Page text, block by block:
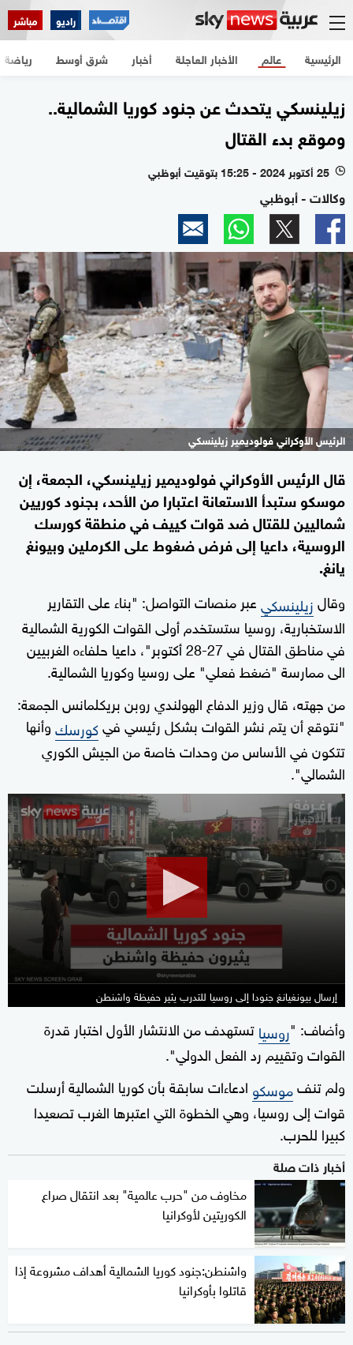
راديو مباشر
الرئيسية الأخبار العاجلة أخبار شرق أوسط عالم رياضة
زيلينسكي يتحدث عن جنود كوريا الشمالية..
وموقع بدء القتال
l 25 أكتوبر 2024 - 15:25 بتوقيت أبوظبي
وكالات - أبوظبي
الرئيس الأوكراني فولوديمير زيلينسكي
قال الرئيس الأوكراني فولوديمير زيلينسكي، الجمعة، إن
موسكو ستبدأ الاستعانة اعتبارا من الأحد، بجنود كوريين
شماليين للقتال ضد قوات كييف في منطقة كورسك
الروسية، داعيا إلى فرض ضغوط على الكرملين وبيونغ
يانغ.
وقالزيلينسكيعبر منصات التواصل: "بناء على التقارير
الاستخبارية، روسيا ستستخدم أولى القوات الكورية الشمالية
في مناطق القتال في 27-28 أكتوبر"، داعيا حلفاءه الغربيين
الى ممارسة "ضغط فعلي" على روسيا وكوريا الشمالية.
من جهته، قال وزير الدفاع الهولندي روبن بريكلمانس الجمعة:
"نتوقع أن يتم نشر القوات بشكل رئيسي فيكورسكوأنها
تتكون في الأساس من وحدات خاصة من الجيش الكوري
الشمالي".
0
seconds
of
8
minutes,
58
seconds
إرسال بيونغيانغ جنودا إلى روسيا للتدرب يثير حفيظة واشنطن
وأضاف: "روسياتستهدف من الانتشار الأول اختبار قدرة
القوات وتقييم رد الفعل الدولي".
ولم تنفموسكو ادعاءات سابقة بأن كوريا الشمالية أرسلت
قوات إلى روسيا، وهي الخطوة التي اعتبرها الغرب تصعيدا
كبيرا للحرب.
أخبار ذات صلة
مخاوف من "حرب عالمية" بعد انتقال صراع
الكوريتين لأوكرانيا
واشنطن:جنود كوريا الشمالية أهداف مشروعة إذا
قاتلوا بأوكرانيا